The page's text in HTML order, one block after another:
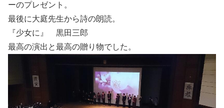
ーのプレゼント。
最後に大庭先生から詩の朗読。
『少女に』 黒田三郎
最高の演出と最高の贈り物でした。